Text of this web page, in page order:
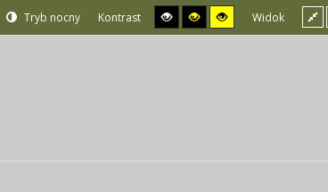
Tryb nocny Kontrast Widok